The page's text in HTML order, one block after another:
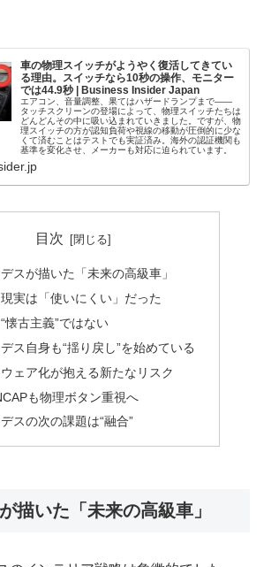
車の物理スイッチがようやく復活してきてい
る理由。スイッチなら10秒の操作、モニター
では44.9秒 | Business Insider Japan
エアコン、音量調整、果てはハザードランプまで——
タッチスクリーンの登場によって、物理スイッチたちは
どんどんその中に吸い込まれていきました。ですが、物
理スイッチの方が認知負荷や視線の移動が圧倒的に少な
くて済むことはテストでも実証済み。海外の認証機関も
基準を変化させ、メーカーも対応に迫られています。
目次
スが描いた「未来の高級車」
実は「使いにくい」だった
懐古主義”ではない
ス自身も“揺り戻し”を始めている
ェア化が抱える新たなリスク
も物理ボタン重視へ
スの次の課題は“融合”
描いた「未来の高級車」